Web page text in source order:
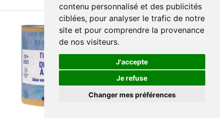
contenu personnalisé et des publicités
ciblées, pour analyser le trafic de notre
site et pour comprendre la provenance
de nos visiteurs.
J'accepte
Je refuse
Changer mes préférences